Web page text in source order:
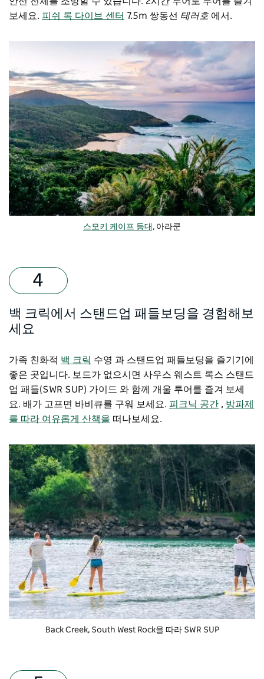
보세요. 피쉬 록 다이브 센터 7.5m 쌍동선 테러호에서.
스모키 케이프 등대, 아라쿤
백 크릭에서 스탠드업 패들보딩을 경험해보
세요
가족 친화적 백 크릭 수영 과 스탠드업 패들보딩을 즐기기에
좋은 곳입니다. 보드가 없으시면 사우스 웨스트 록스 스탠드
업 패들(SWR SUP) 가이드 와 함께 개울 투어를 즐겨 보세
요. 배가 고프면 바비큐를 구워 보세요. 피크닉 공간 , 방파제
를 따라 여유롭게 산책을 떠나보세요.
Back Creek, South West Rock을 따라 SWR SUP